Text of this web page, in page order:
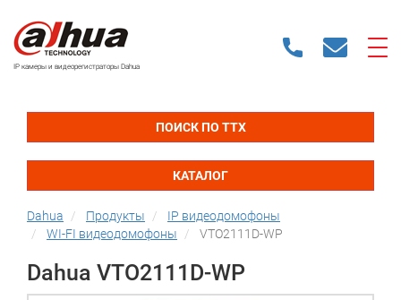
IP камеры и видеорегистраторы Dahua
ПОИСК ПО ТТХ
КАТАЛОГ
Dahua Продукты
IP видеодомофоны
WI-FI видеодомофоны
VTO2111D-WP
Dahua VTO2111D-WP